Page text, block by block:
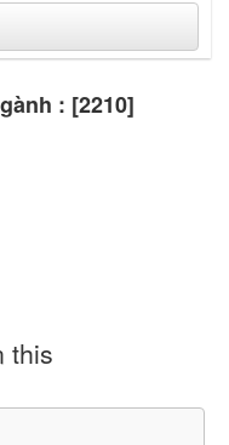
: [2210]
this